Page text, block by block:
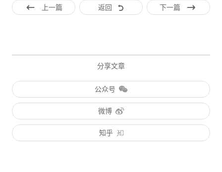
上一篇 返回 下一篇
分享文章
公众号
微博
知乎